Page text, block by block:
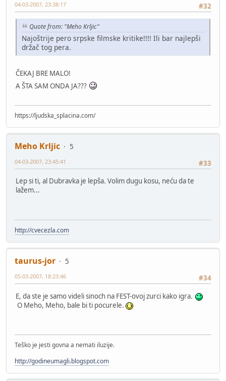
#32
04-03-2007, 23:38:17
Quote from: "Meho Krljic"
Najoštrije pero srpske filmske kritike!!!! Ili bar najlepši
držač tog pera.
ČEKAJ BRE MALO!
A ŠTA SAM ONDA JA???
https://ljudska_splacina.com/
Meho Krljic
5
#33
04-03-2007, 23:45:41
Lep si ti, al Dubravka je lepša. Volim dugu kosu, neću da te
lažem...
http://cvecezla.com
taurus-jor
5
#34
05-03-2007, 18:23:46
E, da ste je samo videli sinoch na FEST-ovoj zurci kako igra.
O Meho, Meho, bale bi ti pocurele.
Teško je jesti govna a nemati iluzije.
http://godineumagli.blogspot.com